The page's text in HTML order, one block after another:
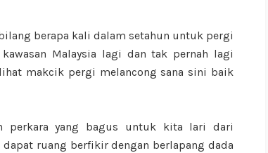
berapa kali dalam setahun untuk pergi
Malaysia lagi dan tak pernah lagi
makcik pergi melancong sana sini baik
perkara yang bagus untuk kita lari dari
ruang berfikir dengan berlapang dada